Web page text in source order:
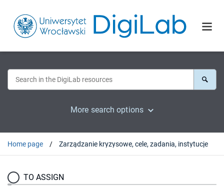
More search options
Home page Zarządzanie kryzysowe, cele, zadania, instytucje
TO ASSIGN